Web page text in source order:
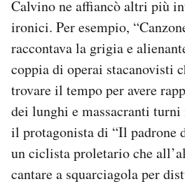
Calvino ne affiancò altri più
ironici. Per esempio,
raccontava la grigia e
coppia di operai stacanovisti
trovare il tempo per avere
dei lunghi e massacranti
il protagonista di “Il padrone
un ciclista proletario che
cantare a squarciagola per